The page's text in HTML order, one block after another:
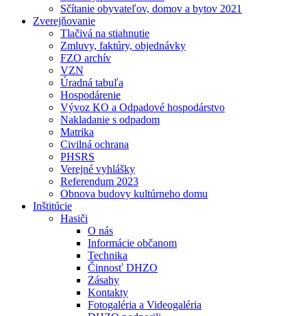
Sčítanie obyvateľov, domov a bytov 2021
Zverejňovanie
Tlačivá na stiahnutie
Zmluvy, faktúry, objednávky
FZO archív
VZN
Úradná tabuľa
Hospodárenie
Vývoz KO a Odpadové hospodárstvo
Nakladanie s odpadom
Matrika
Civilná ochrana
PHSRS
Verejné vyhlášky
Referendum 2023
Obnova budovy kultúrneho domu
Inštitúcie
Hasiči
O nás
Informácie občanom
Technika
Činnosť DHZO
Zásahy
Kontakty
Fotogaléria a Videogaléria